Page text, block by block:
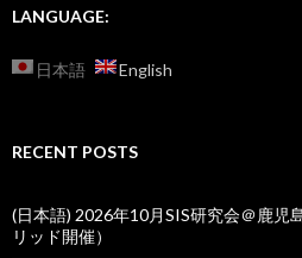
LANGUAGE:
日本語 English
RECENT POSTS
(日本語) 2026年10月SIS研究会＠鹿児
リッド開催）